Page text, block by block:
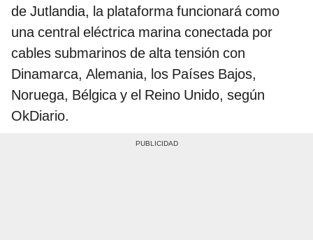
de Jutlandia, la plataforma funcionará como
una central eléctrica marina conectada por
cables submarinos de alta tensión con
Dinamarca, Alemania, los Países Bajos,
Noruega, Bélgica y el Reino Unido, según
OkDiario.